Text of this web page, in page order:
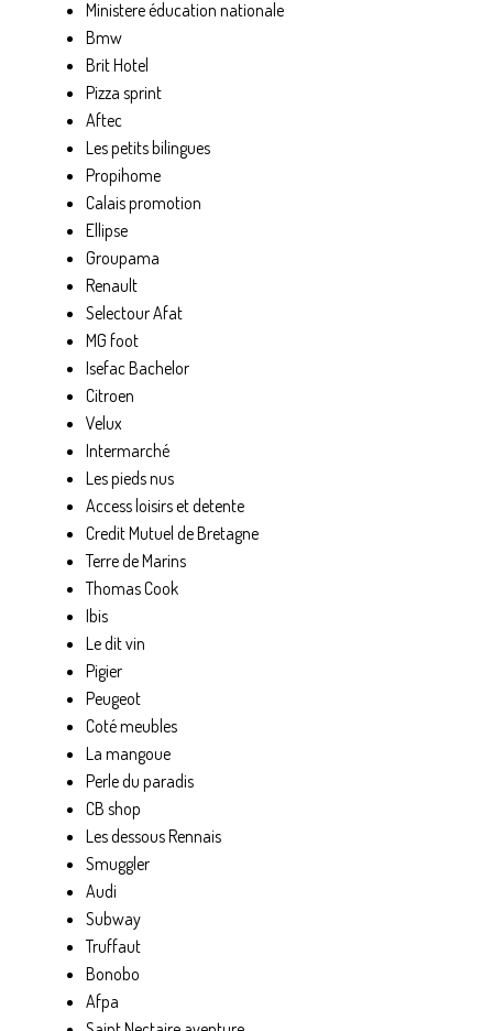
Ministere éducation nationale
Bmw
Brit Hotel
Pizza sprint
Aftec
Les petits bilingues
Propihome
Calais promotion
Ellipse
Groupama
Renault
Selectour Afat
MG foot
Isefac Bachelor
Citroen
Velux
Intermarché
Les pieds nus
Access loisirs et detente
Credit Mutuel de Bretagne
Terre de Marins
Thomas Cook
Ibis
Le dit vin
Pigier
Peugeot
Coté meubles
La mangoue
Perle du paradis
CB shop
Les dessous Rennais
Smuggler
Audi
Subway
Truffaut
Bonobo
Afpa